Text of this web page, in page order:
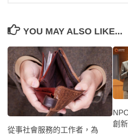
YOU MAY ALSO LIKE...
從事社會服務的工作者，為
創